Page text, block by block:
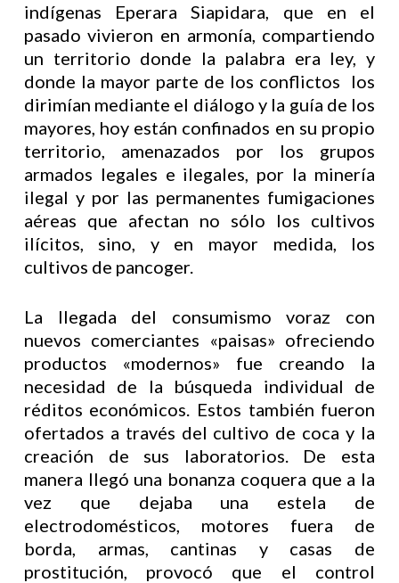
indígenas Eperara Siapidara, que en el
pasado vivieron en armonía, compartiendo
un territorio donde la palabra era ley, y
donde la mayor parte de los conflictos los
dirimían mediante el diálogo y la guía de los
mayores, hoy están confinados en su propio
territorio, amenazados por los grupos
armados legales e ilegales, por la minería
ilegal y por las permanentes fumigaciones
aéreas que afectan no sólo los cultivos
ilícitos, sino, y en mayor medida, los
cultivos de pancoger.
La llegada del consumismo voraz con
nuevos comerciantes «paisas» ofreciendo
productos «modernos» fue creando la
necesidad de la búsqueda individual de
réditos económicos. Estos también fueron
ofertados a través del cultivo de coca y la
creación de sus laboratorios. De esta
manera llegó una bonanza coquera que a la
vez que dejaba una estela de
electrodomésticos, motores fuera de
borda, armas, cantinas y casas de
prostitución, provocó que el control